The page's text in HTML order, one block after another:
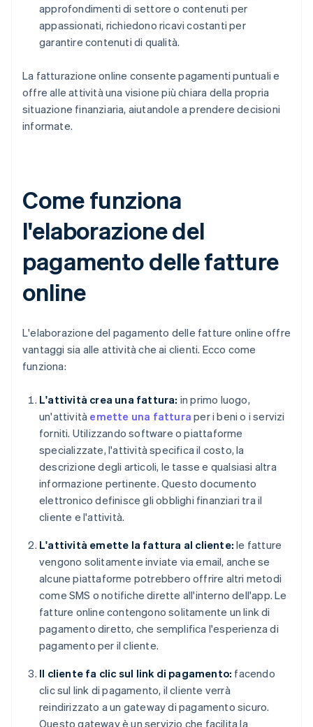
approfondimenti di settore o contenuti per
appassionati, richiedono ricavi costanti per
garantire contenuti di qualità.
La fatturazione online consente pagamenti puntuali e
offre alle attività una visione più chiara della propria
situazione finanziaria, aiutandole a prendere decisioni
informate.
Come funziona
l'elaborazione del
pagamento delle fatture
online
L'elaborazione del pagamento delle fatture online offre
vantaggi sia alle attività che ai clienti. Ecco come
funziona:
L'attività crea una fattura: in primo luogo,
un'attività emette una fattura per i beni o i servizi
forniti. Utilizzando software o piattaforme
specializzate, l'attività specifica il costo, la
descrizione degli articoli, le tasse e qualsiasi altra
informazione pertinente. Questo documento
elettronico definisce gli obblighi finanziari tra il
cliente e l'attività.
L'attività emette la fattura al cliente: le fatture
vengono solitamente inviate via email, anche se
alcune piattaforme potrebbero offrire altri metodi
come SMS o notifiche dirette all'interno dell'app. Le
fatture online contengono solitamente un link di
pagamento diretto, che semplifica l'esperienza di
pagamento per il cliente.
Il cliente fa clic sul link di pagamento: facendo
clic sul link di pagamento, il cliente verrà
reindirizzato a un gateway di pagamento sicuro.
Questo gateway è un servizio che facilita la